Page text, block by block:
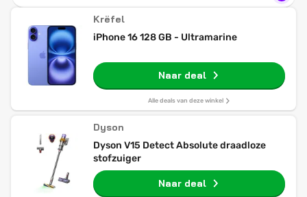
Krëfel
iPhone 16 128 GB - Ultramarine
Naar deal
Alle deals van deze winkel
Dyson
Dyson V15 Detect Absolute draadloze
stofzuiger
Naar deal